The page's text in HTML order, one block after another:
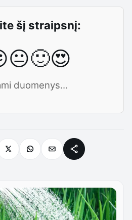
šį straipsnį:
😐🙂😍
duomenys...